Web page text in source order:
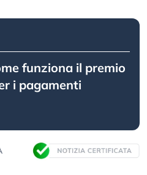
funziona il premio
i pagamenti